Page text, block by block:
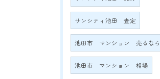
サンシティ池田 査定
池田市 マンション 売るなら
池田市 マンション 相場